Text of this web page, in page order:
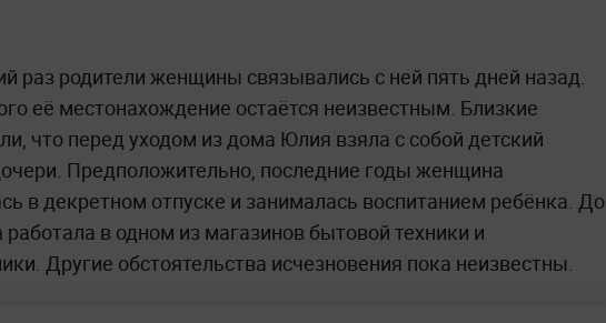
раз родители женщины связывались с ней пять дней назад.
её местонахождение остаётся неизвестным. Близкие
что перед уходом из дома Юлия взяла с собой детский
Предположительно, последние годы женщина
в декретном отпуске и занималась воспитанием ребёнка. До
работала в одном из магазинов бытовой техники и
Другие обстоятельства исчезновения пока неизвестны.